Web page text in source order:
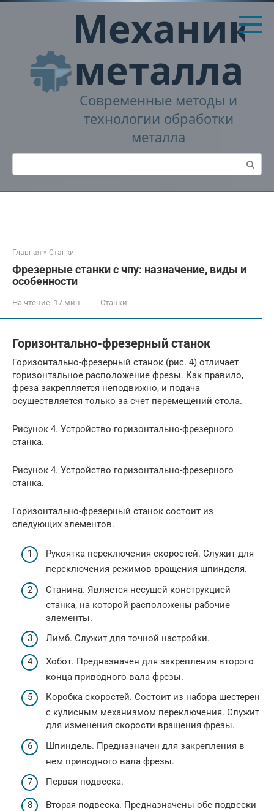
Перейти
Механика
металла
Современные методы и
технологии обработки
металла
Поиск:
Главная » Станки
Фрезерные станки с чпу: назначение, виды и
особенности
На чтение: 17 мин Станки
Горизонтально-фрезерный станок
Горизонтально-фрезерный станок (рис. 4) отличает
горизонтальное расположение фрезы. Как правило,
фреза закрепляется неподвижно, и подача
осуществляется только за счет перемещений стола.
Рисунок 4. Устройство горизонтально-фрезерного
станка.
Рисунок 4. Устройство горизонтально-фрезерного
станка.
Горизонтально-фрезерный станок состоит из
следующих элементов.
Рукоятка переключения скоростей. Служит для
переключения режимов вращения шпинделя.
Станина. Является несущей конструкцией
станка, на которой расположены рабочие
элементы.
Лимб. Служит для точной настройки.
Хобот. Предназначен для закрепления второго
конца приводного вала фрезы.
Коробка скоростей. Состоит из набора шестерен
с кулисным механизмом переключения. Служит
для изменения скорости вращения фрезы.
Шпиндель. Предназначен для закрепления в
нем приводного вала фрезы.
Первая подвеска.
Вторая подвеска. Предназначены обе подвески